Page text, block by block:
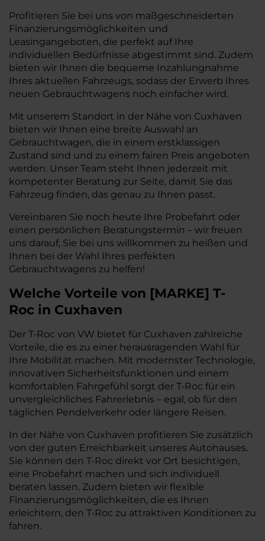
Profitieren Sie bei uns von maßgeschneiderten
Finanzierungsmöglichkeiten und
Leasingangeboten, die perfekt auf Ihre
individuellen Bedürfnisse abgestimmt sind. Zudem
bieten wir Ihnen die bequeme Inzahlungnahme
Ihres aktuellen Fahrzeugs, sodass der Erwerb Ihres
neuen Gebrauchtwagens noch einfacher wird.
Mit unserem Standort in der Nähe von Cuxhaven
bieten wir Ihnen eine breite Auswahl an
Gebrauchtwagen, die in einem erstklassigen
Zustand sind und zu einem fairen Preis angeboten
werden. Unser Team steht Ihnen jederzeit mit
kompetenter Beratung zur Seite, damit Sie das
Fahrzeug finden, das genau zu Ihnen passt.
Vereinbaren Sie noch heute Ihre Probefahrt oder
einen persönlichen Beratungstermin – wir freuen
uns darauf, Sie bei uns willkommen zu heißen und
Ihnen bei der Wahl Ihres perfekten
Gebrauchtwagens zu helfen!
Welche Vorteile von [MARKE] T-
Roc in Cuxhaven
Der T-Roc von VW bietet für Cuxhaven zahlreiche
Vorteile, die es zu einer herausragenden Wahl für
Ihre Mobilität machen. Mit modernster Technologie,
innovativen Sicherheitsfunktionen und einem
komfortablen Fahrgefühl sorgt der T-Roc für ein
unvergleichliches Fahrerlebnis – egal, ob für den
täglichen Pendelverkehr oder längere Reisen.
In der Nähe von Cuxhaven profitieren Sie zusätzlich
von der guten Erreichbarkeit unseres Autohauses.
Sie können den T-Roc direkt vor Ort besichtigen,
eine Probefahrt machen und sich individuell
beraten lassen. Zudem bieten wir flexible
Finanzierungsmöglichkeiten, die es Ihnen
erleichtern, den T-Roc zu attraktiven Konditionen zu
fahren.